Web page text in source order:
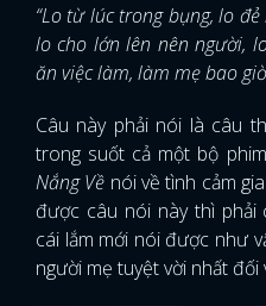
“Lo từ lúc trong bụng, lo
lo cho lớn lên nên người,
ăn việc làm, làm mẹ bao
Câu này phải nói là câu
trong suốt cả một bộ
Nắng Về nói về tình cảm
được câu nói này thì
cái lắm mới nói được như
người mẹ tuyệt vời nhất đối